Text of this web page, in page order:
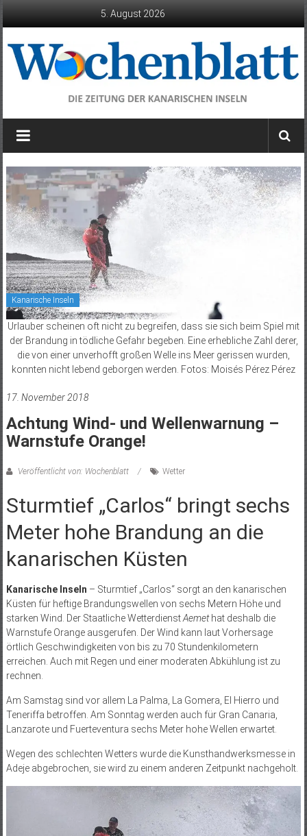
5. August 2026
Wochenblatt
die
der
Kanarischen
Inseln
Kanarische Inseln
Urlauber scheinen oft nicht zu begreifen, dass sie sich beim Spiel mit
der Brandung in tödliche Gefahr begeben. Eine erhebliche Zahl derer,
die von einer unverhofft großen Welle ins Meer gerissen wurden,
konnten nicht lebend geborgen werden. Fotos: Moisés Pérez Pérez
17. November 2018
Achtung Wind- und Wellenwarnung –
Warnstufe Orange!
Veröffentlicht von: Wochenblatt Wetter
Sturmtief „Carlos“ bringt sechs
Meter hohe Brandung an die
kanarischen Küsten
Kanarische Inseln – Sturmtief „Carlos“ sorgt an den kanarischen
Küsten für heftige Brandungswellen von sechs Metern Höhe und
starken Wind. Der Staatliche WetterdienstAemethat deshalb die
Warnstufe Orange ausgerufen. Der Wind kann laut Vorhersage
örtlich Geschwindigkeiten von bis zu 70 Stundenkilometern
erreichen. Auch mit Regen und einer moderaten Abkühlung ist zu
rechnen.
Am Samstag sind vor allem La Palma, La Gomera, El Hierro und
Teneriffa betroffen. Am Sonntag werden auch für Gran Canaria,
Lanzarote und Fuerteventura sechs Meter hohe Wellen erwartet.
Wegen des schlechten Wetters wurde die Kunsthandwerksmesse in
Adeje abgebrochen, sie wird zu einem anderen Zeitpunkt nachgeholt.